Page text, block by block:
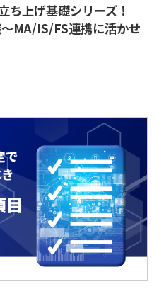
ち上げ基礎シリーズ！
MA/IS/FS連携に活かせ